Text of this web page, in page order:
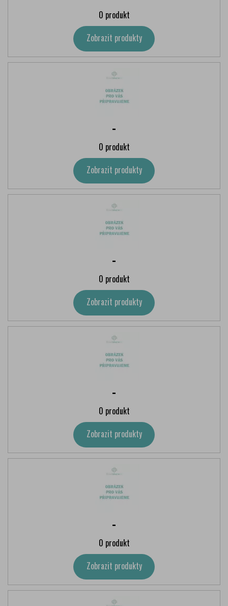
0 produkt
Zobrazit produkty
-
0 produkt
Zobrazit produkty
-
0 produkt
Zobrazit produkty
-
0 produkt
Zobrazit produkty
-
0 produkt
Zobrazit produkty